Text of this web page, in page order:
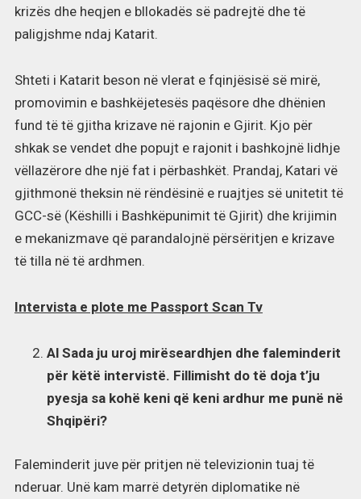
krizës dhe heqjen e bllokadës së padrejtë dhe të
paligjshme ndaj Katarit.
Shteti i Katarit beson në vlerat e fqinjësisë së mirë,
promovimin e bashkëjetesës paqësore dhe dhënien
fund të të gjitha krizave në rajonin e Gjirit. Kjo për
shkak se vendet dhe popujt e rajonit i bashkojnë lidhje
vëllazërore dhe një fat i përbashkët. Prandaj, Katari vë
gjithmonë theksin në rëndësinë e ruajtjes së unitetit të
GCC-së (Këshilli i Bashkëpunimit të Gjirit) dhe krijimin
e mekanizmave që parandalojnë përsëritjen e krizave
të tilla në të ardhmen.
Intervista e plote me Passport Scan Tv
Al Sada ju uroj mirëseardhjen dhe faleminderit
për këtë intervistë. Fillimisht do të doja t’ju
pyesja sa kohë keni që keni ardhur me punë në
Shqipëri?
Faleminderit juve për pritjen në televizionin tuaj të
nderuar. Unë kam marrë detyrën diplomatike në